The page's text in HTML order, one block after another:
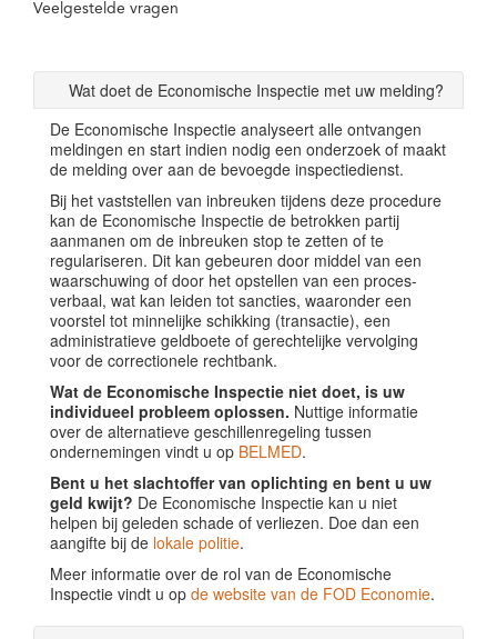
Veelgestelde vragen
Wat doet de Economische Inspectie met uw melding?
De Economische Inspectie analyseert alle ontvangen
meldingen en start indien nodig een onderzoek of maakt
de melding over aan de bevoegde inspectiedienst.
Bij het vaststellen van inbreuken tijdens deze procedure
kan de Economische Inspectie de betrokken partij
aanmanen om de inbreuken stop te zetten of te
regulariseren. Dit kan gebeuren door middel van een
waarschuwing of door het opstellen van een proces-
verbaal, wat kan leiden tot sancties, waaronder een
voorstel tot minnelijke schikking (transactie), een
administratieve geldboete of gerechtelijke vervolging
voor de correctionele rechtbank.
Wat de Economische Inspectie niet doet, is uw
individueel probleem oplossen. Nuttige informatie
over de alternatieve geschillenregeling tussen
ondernemingen vindt u op BELMED.
Bent u het slachtoffer van oplichting en bent u uw
geld kwijt? De Economische Inspectie kan u niet
helpen bij geleden schade of verliezen. Doe dan een
aangifte bij de lokale politie.
Meer informatie over de rol van de Economische
Inspectie vindt u op de website van de FOD Economie.